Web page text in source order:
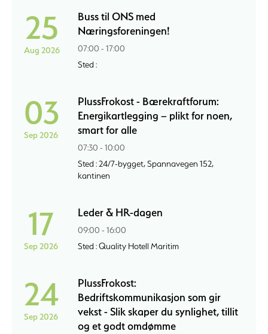
25
Aug 2026
Buss til ONS med
Næringsforeningen!
07:00 - 17:00
Sted :
03
Sep 2026
PlussFrokost - Bærekraftforum:
Energikartlegging – plikt for noen,
smart for alle
07:30 - 10:00
Sted : 24/7-bygget, Spannavegen 152,
kantinen
17
Sep 2026
Leder & HR-dagen
09:00 - 16:00
Sted : Quality Hotell Maritim
24
Sep 2026
PlussFrokost:
Bedriftskommunikasjon som gir
vekst - Slik skaper du synlighet, tillit
og et godt omdømme